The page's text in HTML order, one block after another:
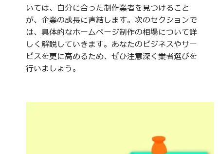
いては、自分に合った制作業者を見つけること
が、企業の成長に直結します。次のセクションで
は、具体的なホームページ制作の相場について詳
しく解説していきます。あなたのビジネスやサー
ビスを更に高めるため、ぜひ注意深く業者選びを
行いましょう。